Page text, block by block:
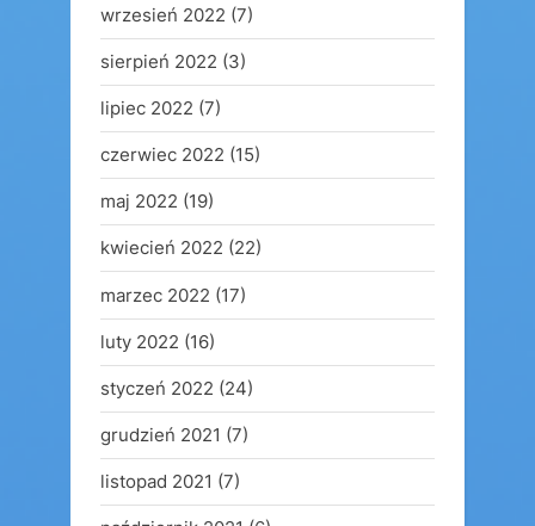
wrzesień 2022 (7)
sierpień 2022 (3)
lipiec 2022 (7)
czerwiec 2022 (15)
maj 2022 (19)
kwiecień 2022 (22)
marzec 2022 (17)
luty 2022 (16)
styczeń 2022 (24)
grudzień 2021 (7)
listopad 2021 (7)